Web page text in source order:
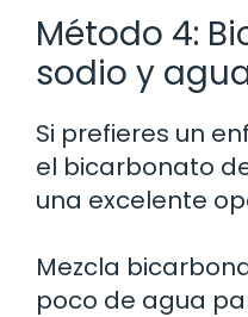
Método 4:
sodio y
Si prefieres un
el bicarbonato
una excelente
Mezcla
poco de agua